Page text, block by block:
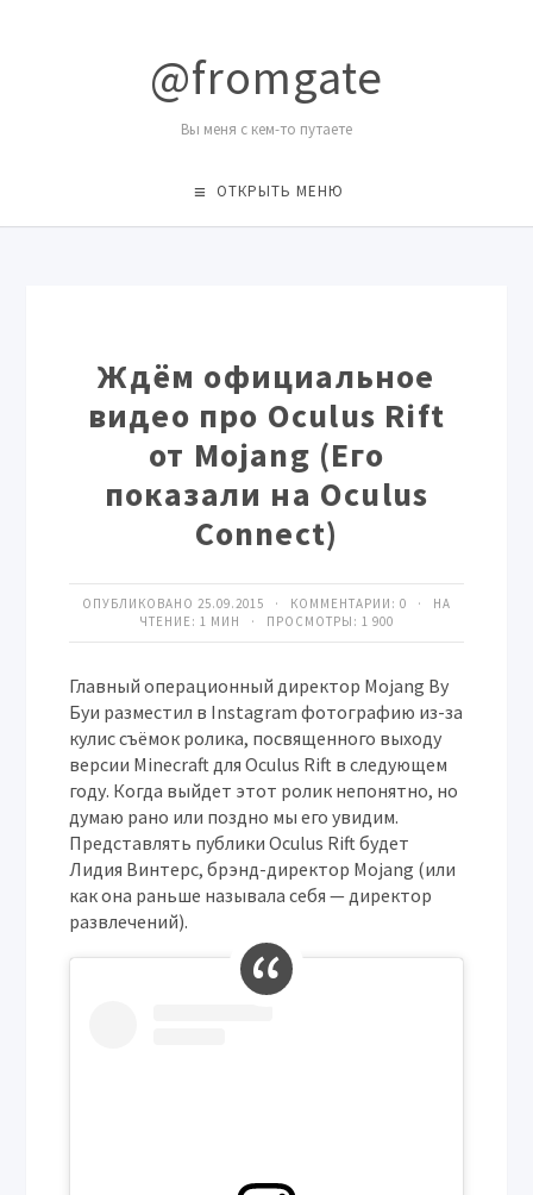
@fromgate
Вы меня с кем-то путаете
ОТКРЫТЬ МЕНЮ
Ждём официальное
видео про Oculus Rift
от Mojang (Его
показали на Oculus
Connect)
ОПУБЛИКОВАНО 25.09.2015 · КОММЕНТАРИИ: 0 · НА
ЧТЕНИЕ: 1 МИН · ПРОСМОТРЫ: 1 900
Главный операционный директор Mojang Ву
Буи разместил в Instagram фотографию из-за
кулис съёмок ролика, посвященного выходу
версии Minecraft для Oculus Rift в следующем
году. Когда выйдет этот ролик непонятно, но
думаю рано или поздно мы его увидим.
Представлять публики Oculus Rift будет
Лидия Винтерс, брэнд-директор Mojang (или
как она раньше называла себя — директор
развлечений).